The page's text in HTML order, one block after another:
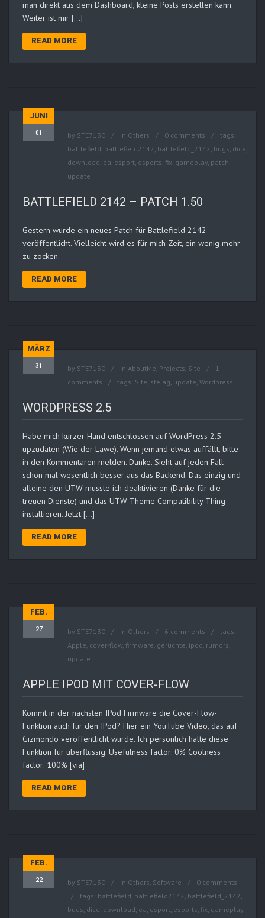
man direkt aus dem Dashboard, kleine Posts erstellen kann.
Weiter ist mir […]
READ MORE
JUNI
01 by STE7130 in Others 0 comments
tags:
battlefield, battlefield2142 , battlefield_2142 , bugs, dice,
download, ea, esport, esports, fix, gameplay, patch,
update
BATTLEFIELD 2142 – PATCH 1.50
Gestern wurde ein neues Patch für Battlefield 2142
veröffentlicht. Vielleicht wird es für mich Zeit, ein wenig mehr
zu zocken.
READ MORE
MÄRZ
31 by STE7130 in AboutMe, Projects, Site
1
comments
tags: Site, ste.ag, update, Wordpress
WORDPRESS 2.5
Habe mich kurzer Hand entschlossen auf WordPress 2.5
upzudaten (Wie der Lawe). Wenn jemand etwas auffällt, bitte
in den Kommentaren melden. Danke. Sieht auf jeden Fall
schon mal wesentlich besser aus das Backend. Das einzig und
alleine den UTW musste ich deaktivieren (Danke für die
treuen Dienste) und das UTW Theme Compatibility Thing
installieren. Jetzt […]
READ MORE
FEB.
27 by STE7130 in Others 6 comments
tags:
Apple, cover-flow, firmware, gerüchte, ipod, rumors,
update
APPLE IPOD MIT COVER-FLOW
Kommt in der nächsten IPod Firmware die Cover-Flow-
Funktion auch für den IPod? Hier ein YouTube Video, das auf
Gizmondo veröffentlicht wurde. Ich persönlich halte diese
Funktion für überflüssig: Usefulness factor: 0% Coolness
factor: 100% [via]
READ MORE
FEB.
22 by STE7130 in Others, Software
0 comments
tags: battlefield, battlefield2142 , battlefield_2142 ,
bugs, dice, download, ea, esport, esports, fix, gameplay,